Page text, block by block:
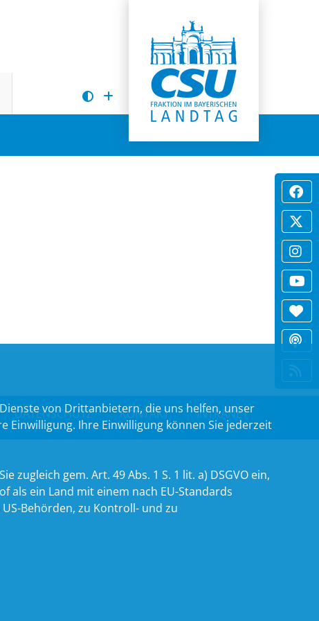
DATENSCHUTZ KONTAKT INTRANET
von Drittanbietern, die uns helfen, unser
Ihre Einwilligung können Sie jederzeit
zugleich gem. Art. 49 Abs. 1 S. 1 lit. a) DSGVO ein,
als ein Land mit einem nach EU-Standards
Behörden, zu Kontroll- und zu